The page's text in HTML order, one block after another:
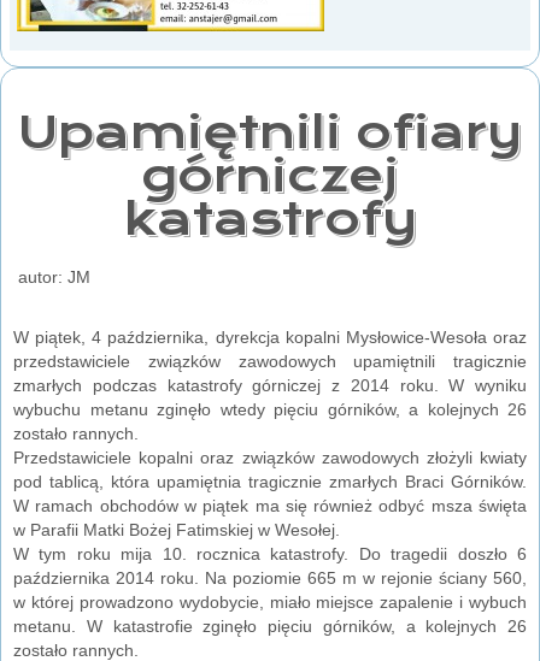
Upamiętnili ofiary
górniczej
katastrofy
autor: JM
W piątek, 4 października, dyrekcja kopalni Mysłowice-Wesoła oraz
przedstawiciele związków zawodowych upamiętnili tragicznie
zmarłych podczas katastrofy górniczej z 2014 roku. W wyniku
wybuchu metanu zginęło wtedy pięciu górników, a kolejnych 26
zostało rannych.
Przedstawiciele kopalni oraz związków zawodowych złożyli kwiaty
pod tablicą, która upamiętnia tragicznie zmarłych Braci Górników.
W ramach obchodów w piątek ma się również odbyć msza święta
w Parafii Matki Bożej Fatimskiej w Wesołej.
W tym roku mija 10. rocznica katastrofy. Do tragedii doszło 6
października 2014 roku. Na poziomie 665 m w rejonie ściany 560,
w której prowadzono wydobycie, miało miejsce zapalenie i wybuch
metanu. W katastrofie zginęło pięciu górników, a kolejnych 26
zostało rannych.